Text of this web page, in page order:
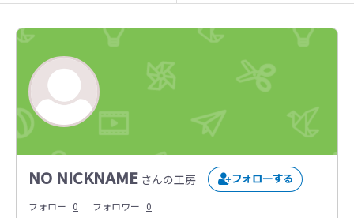
NO NICKNAME さんの工房
フォロー 0 フォロワー 0